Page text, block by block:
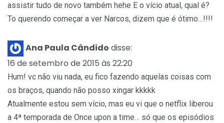
assistir tudo de novo também hehe E o vício atual, qual é?
To querendo começar a ver Narcos, dizem que é ótimo…!!!!
Ana Paula Cândido disse:
16 de setembro de 2015 às 22:20
Hum! vc não viu nada, eu fico fazendo aquelas coisas com
os braços, quando não posso xingar kkkkk
Atualmente estou sem vício, mas eu vi que o netflix liberou
a 4ª temporada de Once upon a time… só que os episódios